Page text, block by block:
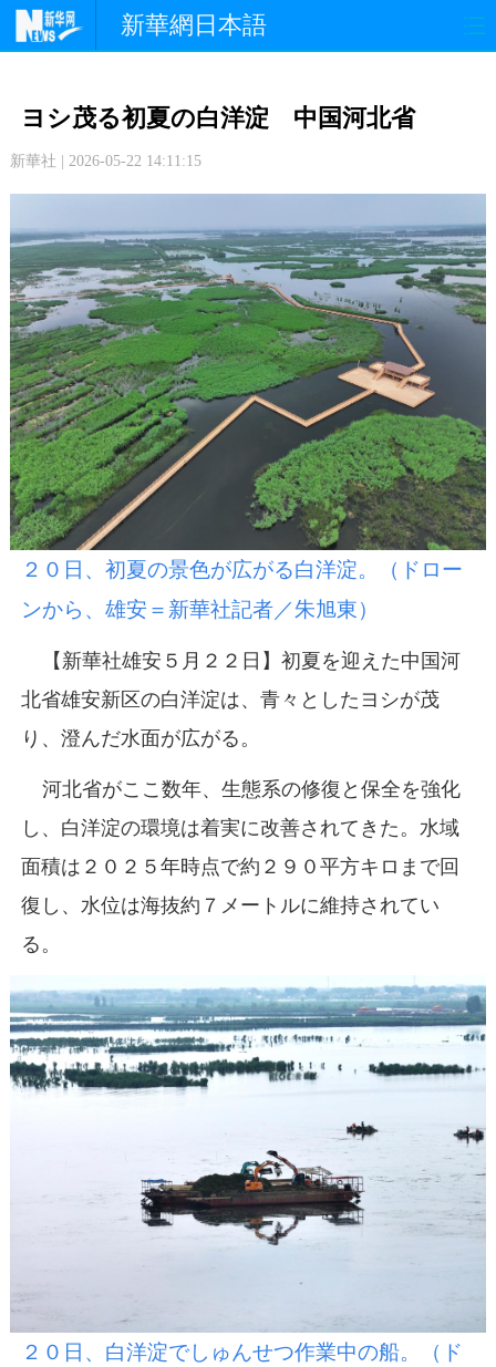
新華網日本語
中日交流 国 際 特 集
写 真
ヨシ茂る初夏の白洋淀 中国河北省
新華社 | 2026-05-22 14:11:15
２０日、初夏の景色が広がる白洋淀。（ドロー
ンから、雄安＝新華社記者／朱旭東）
【新華社雄安５月２２日】初夏を迎えた中国河
北省雄安新区の白洋淀は、青々としたヨシが茂
り、澄んだ水面が広がる。
河北省がここ数年、生態系の修復と保全を強化
し、白洋淀の環境は着実に改善されてきた。水域
面積は２０２５年時点で約２９０平方キロまで回
復し、水位は海抜約７メートルに維持されてい
る。
２０日、白洋淀でしゅんせつ作業中の船。（ド